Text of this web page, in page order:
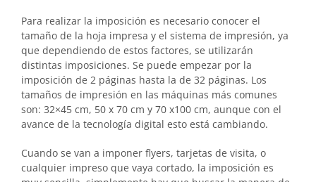
Para realizar la imposición es necesario conocer el
tamaño de la hoja impresa y el sistema de impresión, ya
que dependiendo de estos factores, se utilizarán
distintas imposiciones. Se puede empezar por la
imposición de 2 páginas hasta la de 32 páginas. Los
tamaños de impresión en las máquinas más comunes
son: 32×45 cm, 50 x 70 cm y 70 x100 cm, aunque con el
avance de la tecnología digital esto está cambiando.
Cuando se van a imponer flyers, tarjetas de visita, o
cualquier impreso que vaya cortado, la imposición es